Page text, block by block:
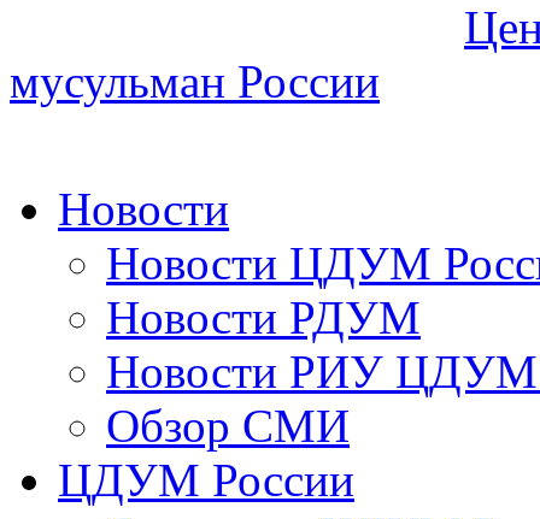
мусульман России
Новости
Новости ЦДУМ
Новости РДУМ
Новости РИУ ЦДУМ
Обзор СМИ
ЦДУМ России